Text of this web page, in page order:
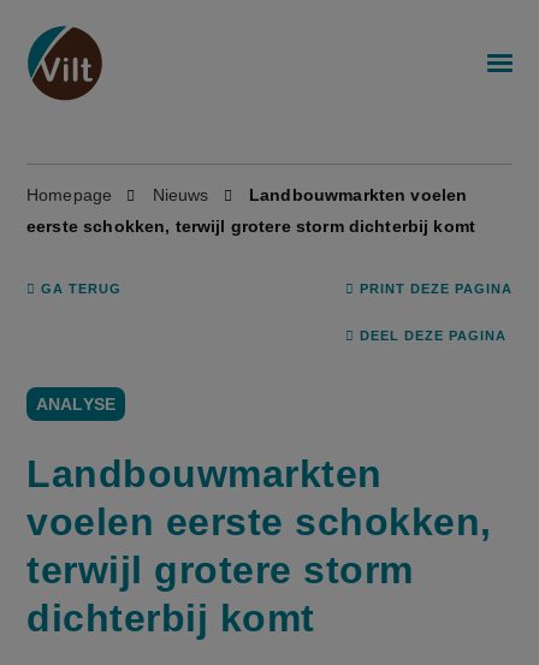
Homepage Nieuws
Landbouwmarkten voelen
eerste schokken, terwijl grotere storm dichterbij komt
GA TERUG PRINT DEZE PAGINA
DEEL DEZE PAGINA
ANALYSE
Landbouwmarkten
voelen eerste schokken,
terwijl grotere storm
dichterbij komt